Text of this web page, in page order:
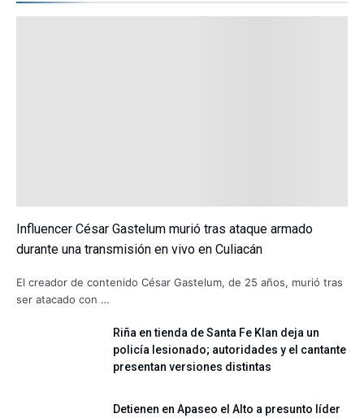
Influencer César Gastelum murió tras ataque armado
durante una transmisión en vivo en Culiacán
El creador de contenido César Gastelum, de 25 años, murió tras
ser atacado con …
Riña en tienda de Santa Fe Klan deja un
policía lesionado; autoridades y el cantante
presentan versiones distintas
Detienen en Apaseo el Alto a presunto líder